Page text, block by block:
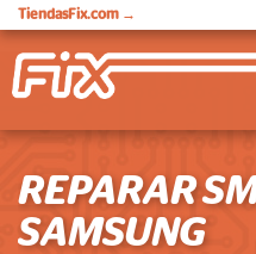
TiendasFix.com →
REPARAR
SAMSUNG